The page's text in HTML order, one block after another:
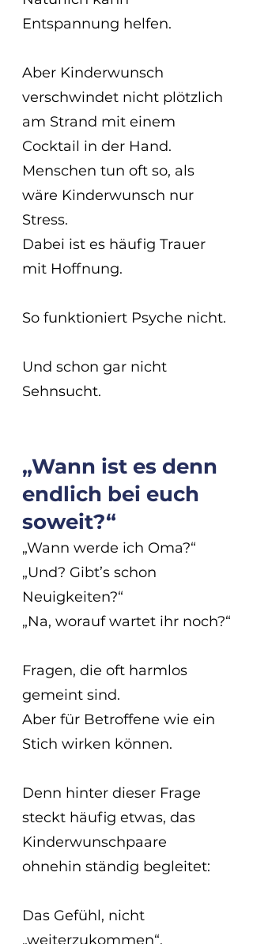
Entspannung helfen.
Aber Kinderwunsch
verschwindet nicht plötzlich
am Strand mit einem
Cocktail in der Hand.
Menschen tun oft so, als
wäre Kinderwunsch nur
Stress.
Dabei ist es häufig Trauer
mit Hoffnung.
So funktioniert Psyche nicht.
Und schon gar nicht
Sehnsucht.
„Wann ist es denn
endlich bei euch
soweit?“
„Wann werde ich Oma?“
„Und? Gibt’s schon
Neuigkeiten?“
„Na, worauf wartet ihr noch?“
Fragen, die oft harmlos
gemeint sind.
Aber für Betroffene wie ein
Stich wirken können.
Denn hinter dieser Frage
steckt häufig etwas, das
Kinderwunschpaare
ohnehin ständig begleitet:
Das Gefühl, nicht
„weiterzukommen“.